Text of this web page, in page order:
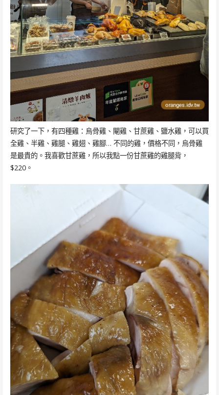
研究了一下，有四種雞：烏骨雞、閹雞、甘蔗雞、鹽水雞，可以買
全雞、半雞、雞腿、雞翅、雞腳… 不同的雞，價格不同，烏骨雞
是最貴的。我喜歡甘蔗雞，所以我點一份甘蔗雞的雞腿背，
$220。